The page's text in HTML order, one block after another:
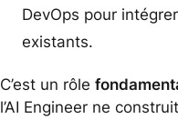
DevOps pour
existants.
C’est un rôle
l’AI Engineer ne